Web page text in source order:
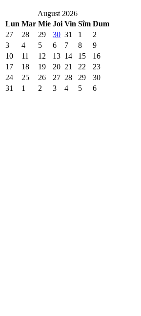
August 2026
Lun Mar Mie Joi Vin Sîm Dum
27
28 29 30 31 1
2
3
4 5 6 7 8
9
10
11 12 13 14 15
16
17
18 19 20 21 22
23
24
25 26 27 28 29
30
31
1 2 3 4 5 6